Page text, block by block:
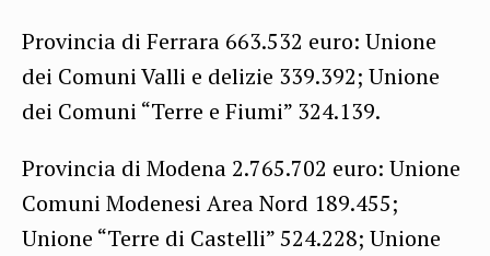
Provincia di Ferrara 663.532 euro: Unione
dei Comuni Valli e delizie 339.392; Unione
dei Comuni “Terre e Fiumi” 324.139.
Provincia di Modena 2.765.702 euro: Unione
Comuni Modenesi Area Nord 189.455;
Unione “Terre di Castelli” 524.228; Unione